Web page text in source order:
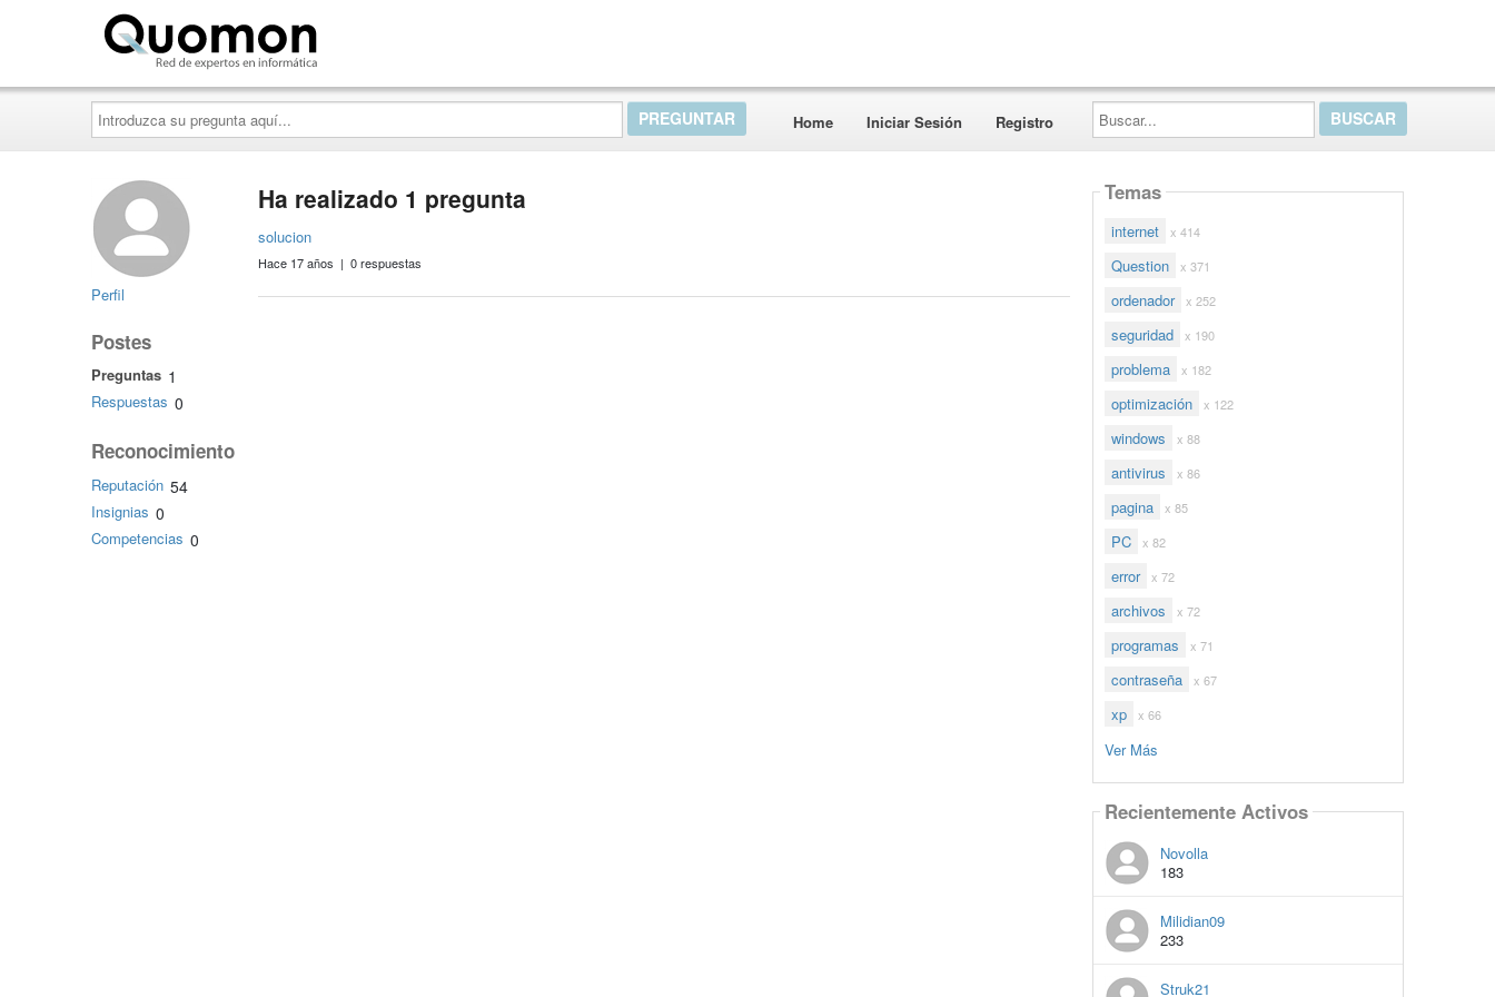
Introduzca
su
pregunta
aquí...
Home Iniciar Sesión Registro
Buscar...
Perfil
Postes
Preguntas 1
Respuestas 0
Reconocimiento
Reputación 54
Insignias 0
Competencias 0
Ha realizado 1 pregunta
solucion
Hace 17 años | 0 respuestas
Temas
internet x 414
Question x 371
ordenador x 252
seguridad x 190
problema x 182
optimización x 122
windows x 88
antivirus x 86
pagina x 85
PC x 82
error x 72
archivos x 72
programas x 71
contraseña x 67
xp x 66
Ver Más
Recientemente Activos
Novolla
183
Milidian09
233
Struk21